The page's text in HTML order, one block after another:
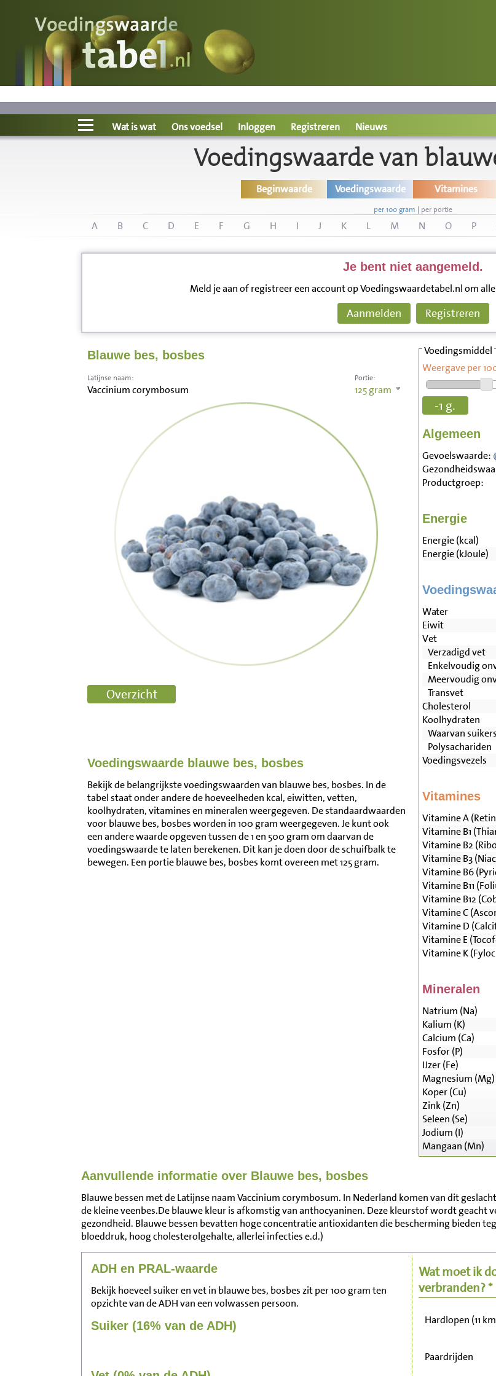
Voedingswaarde
Wat is wat?
Ons voedsel
Wat is wat Ons voedsel Inloggen Registreren Nieuws
Voedingswaarde van
Beginwaarde Voedingswaarde Vitamines
per 100 gram | per portie
A B C D E F G H I J K L M N O P
Je bent niet aangemeld.
Meld je aan of registreer een account op Voedingswaardetabel.nl om
Aanmelden Registreren
Blauwe bes, bosbes
Portie:
125gram
Latijnse naam:
Vaccinium corymbosum
Voedingswaarde blauwe bes, bosbes
Bekijk de belangrijkste voedingswaarden van blauwe bes, bosbes. In de
tabel staat onder andere de hoeveelheden kcal, eiwitten, vetten,
koolhydraten, vitamines en mineralen weergegeven. De standaardwaarden
voor blauwe bes, bosbes worden in 100 gram weergegeven. Je kunt ook
een andere waarde opgeven tussen de 1 en 500 gram om daarvan de
voedingswaarde te laten berekenen. Dit kan je doen door de schuifbalk te
bewegen. Een portie blauwe bes, bosbes komt overeen met 125 gram.
Voedingsmiddel
Weergave per
-1 g.
Algemeen
Gevoelswaarde:
Productgroep:
Energie
Energie (kcal)
Energie (kJoule)
Water
Eiwit
Vet
Verzadigd vet
Enkelvoudig
Meervoudig
Transvet
Cholesterol
Koolhydraten
Waarvan suikers
Polysachariden
Voedingsvezels
Vitamines
Vitamine A
Vitamine B1
Vitamine B2
Vitamine B3
Vitamine B6
Vitamine B11
Vitamine B12
Vitamine C
Vitamine D
Vitamine E
Vitamine K
Mineralen
Natrium (Na)
Kalium (K)
Calcium (Ca)
Fosfor (P)
IJzer (Fe)
Magnesium (Mg)
Koper (Cu)
Zink (Zn)
Seleen (Se)
Jodium (I)
Mangaan (Mn)
Aanvullende informatie over Blauwe bes, bosbes
Blauwe bessen met de Latijnse naam Vaccinium corymbosum. In Nederland komen van dit
de kleine veenbes.De blauwe kleur is afkomstig van anthocyaninen. Deze kleurstof wordt
gezondheid. Blauwe bessen bevatten hoge concentratie antioxidanten die bescherming bieden
bloeddruk, hoog cholesterolgehalte, allerlei infecties e.d.)
ADH en PRAL-waarde
Bekijk hoeveel suiker en vet in blauwe bes, bosbes zit per 100 gram ten
opzichte van de ADH van een volwassen persoon.
Suiker (16% van de ADH)
Wat moet ik
verbranden? *
Zitten, tv kijken
Wandelen (5 km/
Hardlopen (11
Paardrijden